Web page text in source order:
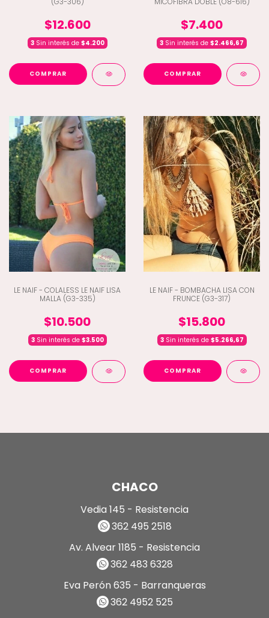
$12.600
3Sin interés de $4.200
COMPRAR
$7.400
3 Sin interés de $2.466,67
COMPRAR
LE NAIF - COLALESS LE NAIF LISA
MALLA (G3-335)
$10.500
3Sin interés de $3.500
COMPRAR
LE NAIF - BOMBACHA LISA CON
FRUNCE (G3-317)
$15.800
3Sin interés de $5.266,67
COMPRAR
CHACO
Vedia 145 - Resistencia
362 495 2518
Av. Alvear 1185 - Resistencia
362 483 6328
Eva Perón 635 - Barranqueras
362 4952 525